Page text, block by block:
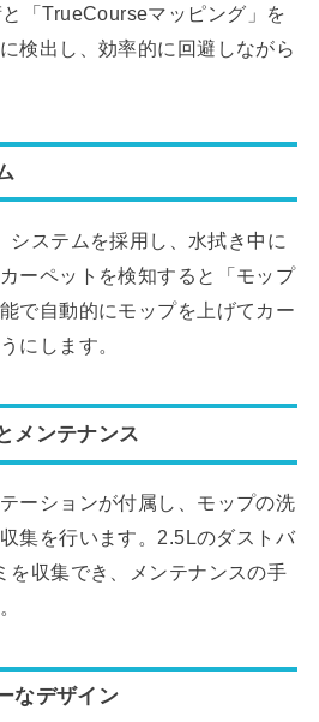
「TrueCourseマッピング」を
検出し、効率的に回避しながら
システムを採用し、水拭き中に
ーペットを検知すると「モップ
で自動的にモップを上げてカー
にします。
メンテナンス
ーションが付属し、モップの洗
集を行います。2.5Lのダストバ
を収集でき、メンテナンスの手
なデザイン